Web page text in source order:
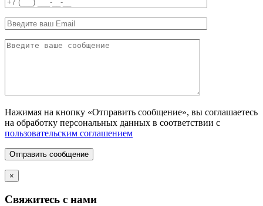
Нажимая на кнопку «Отправить сообщение», вы соглашаетесь
на обработку персональных данных в соответствии с
пользовательским соглашением
Отправить сообщение
×
Свяжитесь с нами